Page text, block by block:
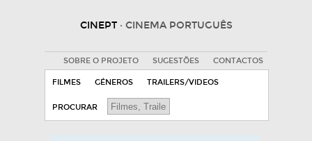
CINEPT · CINEMA PORTUGUÊS
SOBRE O PROJETO SUGESTÕES CONTACTOS
FILMES GÉNEROS TRAILERS/VIDEOS
PROCURAR